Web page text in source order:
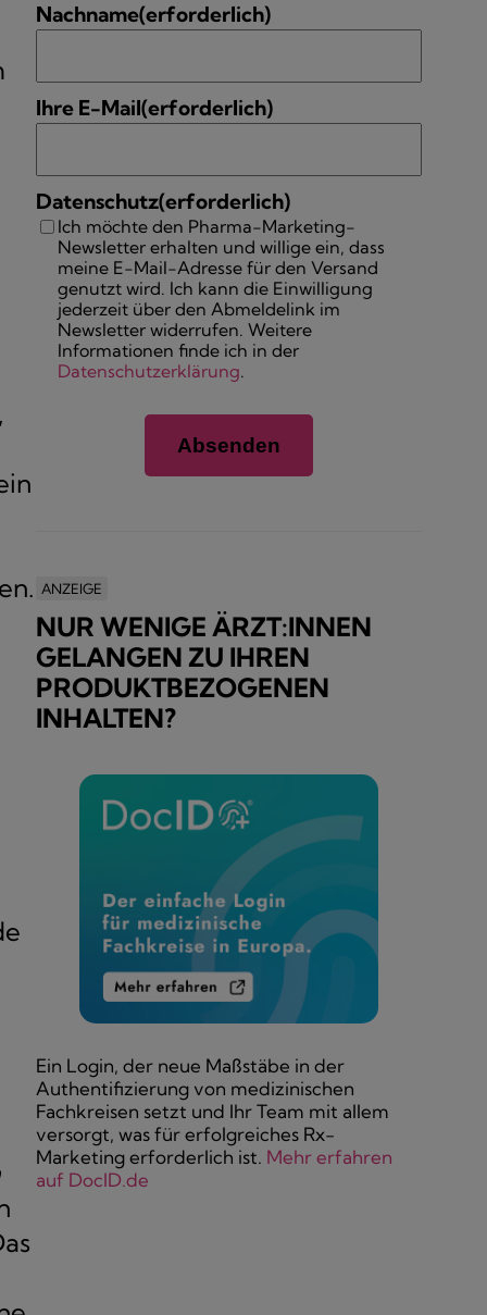
Nachname(erforderlich)
Ihre E-Mail(erforderlich)
Datenschutz(erforderlich)
Ich möchte den Pharma-Marketing-
Newsletter erhalten und willige ein, dass
meine E-Mail-Adresse für den Versand
genutzt wird. Ich kann die Einwilligung
jederzeit über den Abmeldelink im
Newsletter widerrufen. Weitere
Informationen finde ich in der
Datenschutzerklärung.
ANZEIGE
NUR WENIGE ÄRZT:INNEN
GELANGEN ZU IHREN
PRODUKTBEZOGENEN
INHALTEN?
Ein Login, der neue Maßstäbe in der
Authentifizierung von medizinischen
Fachkreisen setzt und Ihr Team mit allem
versorgt, was für erfolgreiches Rx-
Marketing erforderlich ist. Mehr erfahren
auf DocID.de